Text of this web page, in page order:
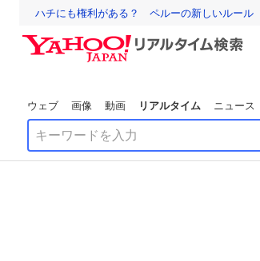
ハチにも権利がある？ ペルーの新しいルール
ウェブ 画像 動画 リアルタイム ニュース